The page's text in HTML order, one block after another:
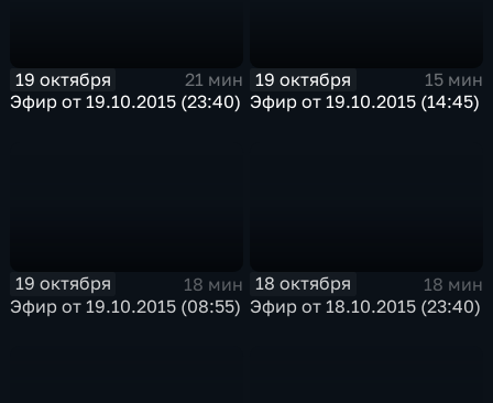
19 октября
21 мин
Эфир от 19.10.2015 (23:40)
19 октября
15 мин
Эфир от 19.10.2015 (14:45)
19 октября
18 мин
Эфир от 19.10.2015 (08:55)
18 октября
18 мин
Эфир от 18.10.2015 (23:40)